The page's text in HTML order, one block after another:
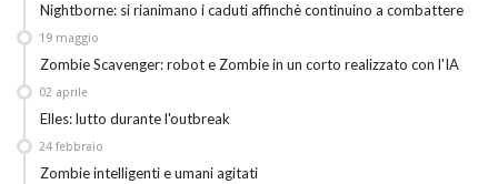
Nightborne: si rianimano i caduti affinchè continuino a combattere
Zombie Scavenger: robot e Zombie in un corto realizzato con l'IA
19 maggio
Elles: lutto durante l'outbreak
02 aprile
Zombie intelligenti e umani agitati
24 febbraio